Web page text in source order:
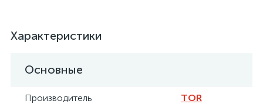
Характеристики
Основные
Производитель TOR